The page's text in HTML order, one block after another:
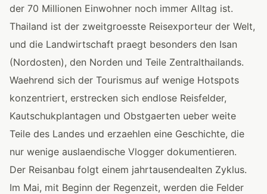
der 70 Millionen Einwohner noch immer Alltag ist.
Thailand ist der zweitgroesste Reisexporteur der Welt,
und die Landwirtschaft praegt besonders den Isan
(Nordosten), den Norden und Teile Zentralthailands.
Waehrend sich der Tourismus auf wenige Hotspots
konzentriert, erstrecken sich endlose Reisfelder,
Kautschukplantagen und Obstgaerten ueber weite
Teile des Landes und erzaehlen eine Geschichte, die
nur wenige auslaendische Vlogger dokumentieren.
Der Reisanbau folgt einem jahrtausendealten Zyklus.
Im Mai, mit Beginn der Regenzeit, werden die Felder